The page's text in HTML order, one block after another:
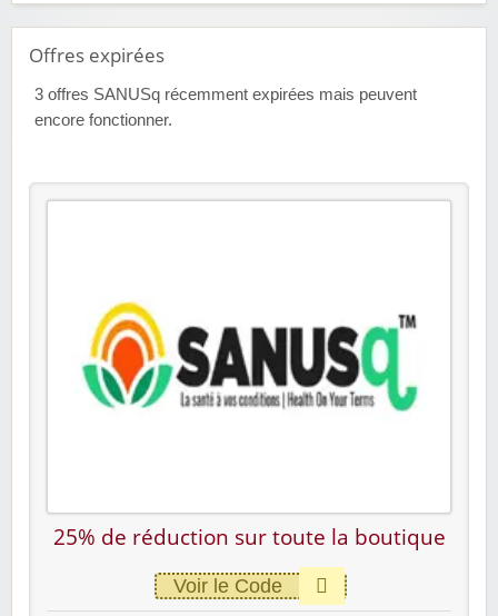
Offres expirées
3 offres SANUSq récemment expirées mais peuvent
encore fonctionner.
25% de réduction sur toute la boutique
Voir le Code